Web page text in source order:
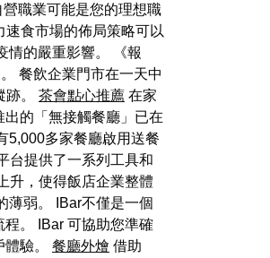
職業可能是您的理想職
食市場的佈局策略可以
情的嚴重影響。 《報
餐飲企業門市在一天中
。 茶會點心推薦 在家
的「無接觸餐廳」已在
5,000多家餐廳啟用送餐
台提供了一系列工具和
升，使得飯店企業整體
薄弱。 IBar不僅是一個
。 IBar 可協助您準確
驗。 餐廳外燴 借助